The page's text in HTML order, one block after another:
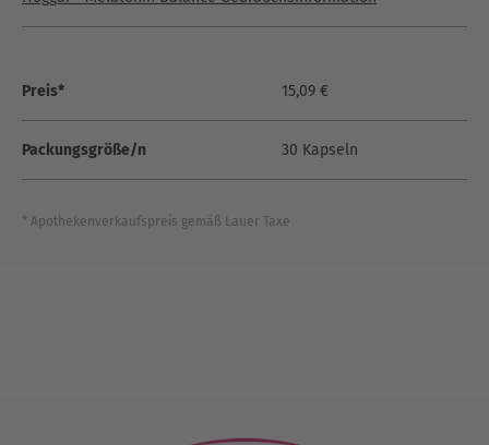
Preis* 15,09 €
Packungsgröße/n 30 Kapseln
* Apothekenverkaufspreis gemäß Lauer Taxe